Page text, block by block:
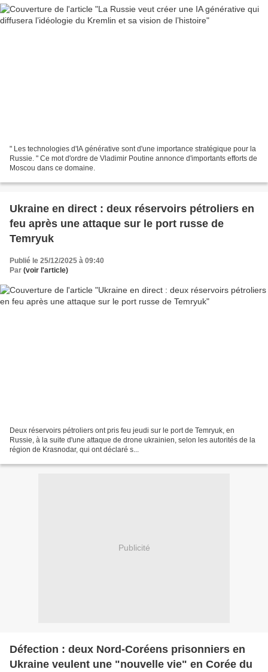
" Les technologies d'IA générative sont d'une importance stratégique pour la
Russie. " Ce mot d'ordre de Vladimir Poutine annonce d'importants efforts de
Moscou dans ce domaine.
Ukraine en direct : deux réservoirs pétroliers en
feu après une attaque sur le port russe de
Temryuk
Publié le 25/12/2025 à 09:40
Par (voir l'article)
Deux réservoirs pétroliers ont pris feu jeudi sur le port de Temryuk, en
Russie, à la suite d'une attaque de drone ukrainien, selon les autorités de la
région de Krasnodar, qui ont déclaré s...
Publicité
Défection : deux Nord-Coréens prisonniers en
Ukraine veulent une "nouvelle vie" en Corée du